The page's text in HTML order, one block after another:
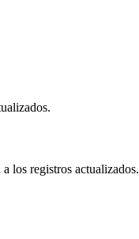
los registros actualizados.